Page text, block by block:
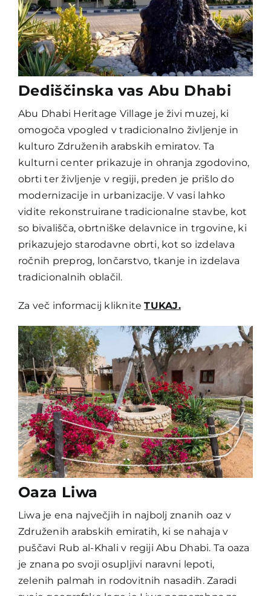
Dediščinska vas Abu Dhabi
Abu Dhabi Heritage Village je živi muzej, ki
omogoča vpogled v tradicionalno življenje in
kulturo Združenih arabskih emiratov. Ta
kulturni center prikazuje in ohranja zgodovino,
obrti ter življenje v regiji, preden je prišlo do
modernizacije in urbanizacije. V vasi lahko
vidite rekonstruirane tradicionalne stavbe, kot
so bivališča, obrtniške delavnice in trgovine, ki
prikazujejo starodavne obrti, kot so izdelava
ročnih preprog, lončarstvo, tkanje in izdelava
tradicionalnih oblačil.
Za več informacij klikniteTUKAJ.
Oaza Liwa
Liwa je ena največjih in najbolj znanih oaz v
Združenih arabskih emiratih, ki se nahaja v
puščavi Rub al-Khali v regiji Abu Dhabi. Ta oaza
je znana po svoji osupljivi naravni lepoti,
zelenih palmah in rodovitnih nasadih. Zaradi